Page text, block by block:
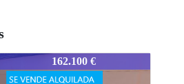
1911-CÁCALEM
167.000 €